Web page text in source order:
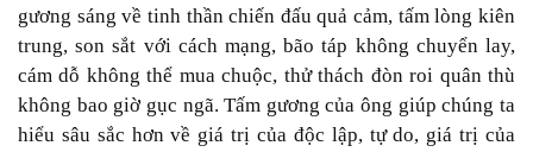
gương sáng về tinh thần chiến đấu quả cảm, tấm lòng kiên
trung, son sắt với cách mạng, bão táp không chuyển lay,
cám dỗ không thể mua chuộc, thử thách đòn roi quân thù
không bao giờ gục ngã. Tấm gương của ông giúp chúng ta
hiểu sâu sắc hơn về giá trị của độc lập, tự do, giá trị của